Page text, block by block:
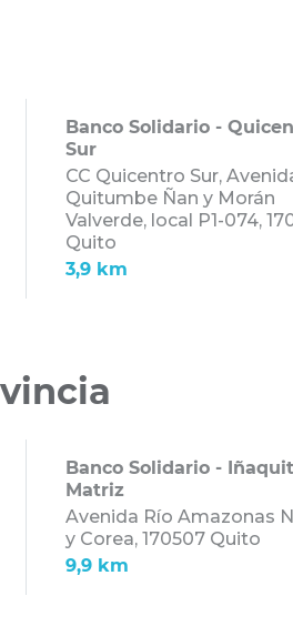
Banco Solidario -
Sur
CC Quicentro Sur,
Quitumbe Ñan y Morán
Valverde, local P1-074,
Quito
3,9 km
Banco Solidario -
Matriz
Avenida Río Amazonas
y Corea, 170507 Quito
9,9 km